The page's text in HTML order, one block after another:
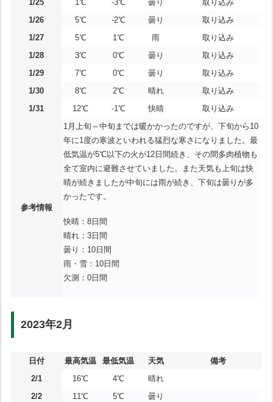
1/25
1℃ -3℃ 曇り
取り込み
1/26
5℃ -2℃ 曇り
取り込み
1/27
5℃ 1℃ 雨
取り込み
1/28
3℃ 0℃ 曇り
取り込み
1/29
7℃ 0℃ 曇り
取り込み
1/30
8℃ 2℃ 晴れ
取り込み
1/31
12℃ -1℃ 快晴 取り込み
参考情報
1月上旬～中旬までは暖かかったのですが、下旬から10
年に1度の寒波といわれる猛烈な寒さになりました。最
低気温が5℃以下の火が12日間続き、その間多肉植物も
全て室内に避難させていました。また天気も上旬は快
晴が続きましたが中旬には雨が続き、下旬は曇りが多
かったです。
快晴：8日間
晴れ：3日間
曇り：10日間
雨・雪：10日間
欠測：0日間
2023年2月
日付 最高気温 最低気温 天気
備考
2/1
16℃ 4℃
晴れ
2/2
11℃ 5℃ 曇り